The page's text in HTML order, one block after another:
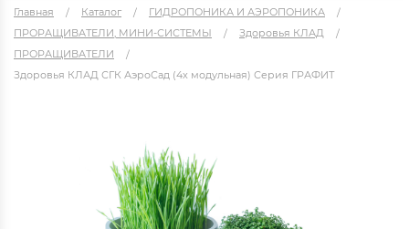
Главная Каталог
ГИДРОПОНИКА И АЭРОПОНИКА
ПРОРАЩИВАТЕЛИ, МИНИ-СИСТЕМЫ
Здоровья КЛАД
ПРОРАЩИВАТЕЛИ
Здоровья КЛАД СГК АэроСад (4х модульная) Серия ГРАФИТ